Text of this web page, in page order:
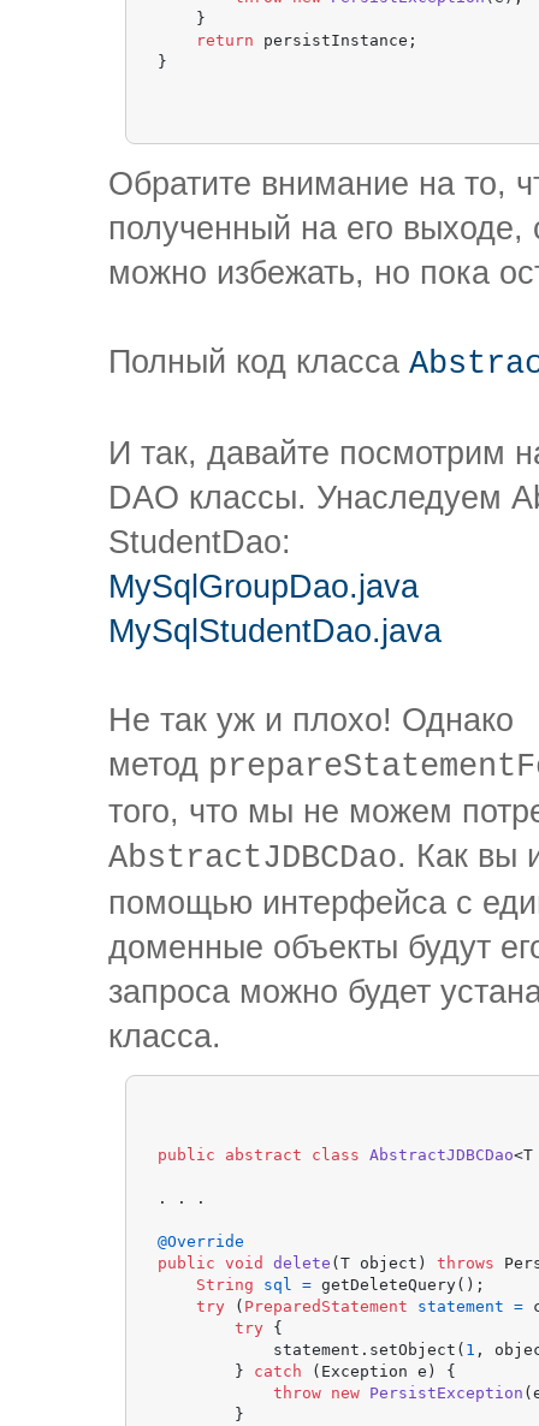
    }
return persistInstance;
Обратите внимание на то,
полученный на его
можно избежать, но пока
Полный код класса
И так, давайте посмотрим
DAO классы. Унаследуем
StudentDao:
MySqlGroupDao.java
MySqlStudentDao.java
Не так уж и плохо! Однако
метод
того, что мы не можем
AbstractJDBCDao. Как вы
помощью интерфейса с
доменные объекты будут
запроса можно будет
класса.
public abstract class AbstractJDBCDao
. . .
@Override
public
void delete (T object) throws
String
sql = getDeleteQuery();
try ( PreparedStatement statement =
try {
            statement.setObject(
1 ,
        }
catch (Exception e) {
throw new PersistException
        }